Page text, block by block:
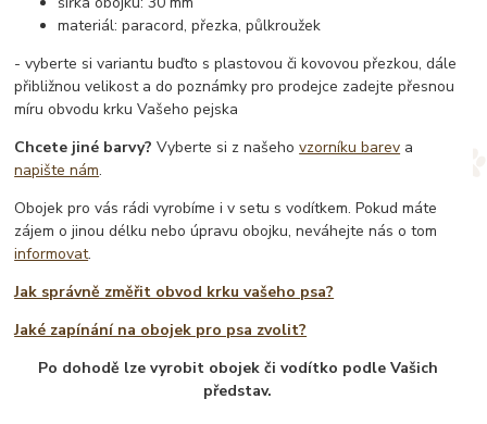
materiál: paracord, přezka, půlkroužek
- vyberte si variantu buďto s plastovou či kovovou přezkou, dále
přibližnou velikost a do poznámky pro prodejce zadejte přesnou
míru obvodu krku Vašeho pejska
Chcete jiné barvy? Vyberte si z našehovzorníku barev a
napište nám.
Obojek pro vás rádi vyrobíme i v setu s vodítkem. Pokud máte
zájem o jinou délku nebo úpravu obojku, neváhejte nás o tom
informovat.
Jak správně změřit obvod krku vašeho psa?
Jaké zapínání na obojek pro psa zvolit?
Po dohodě lze vyrobit obojek či vodítko podle Vašich
představ.